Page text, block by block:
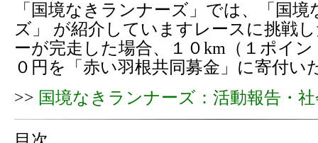
「国境なきランナーズ」では、「国
ズ」 が紹介していますレースに挑戦
ーが完走した場合、１０km（１ポイ
０円を「赤い羽根共同募金」に寄付い
>> 国境なきランナーズ：活動報告・